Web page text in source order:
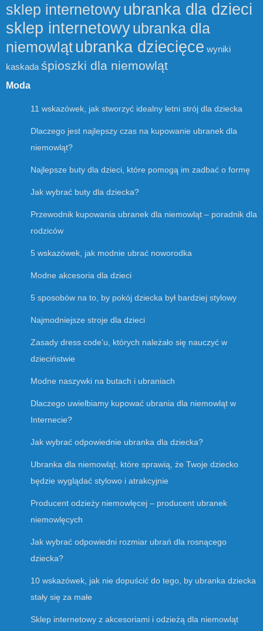
sklep internetowyubranka dla dzieci
sklep internetowyubranka dla
niemowlątubranka dziecięce wyniki
kaskada śpioszki dla niemowląt
Moda
11 wskazówek, jak stworzyć idealny letni strój dla dziecka
Dlaczego jest najlepszy czas na kupowanie ubranek dla
niemowląt?
Najlepsze buty dla dzieci, które pomogą im zadbać o formę
Jak wybrać buty dla dziecka?
Przewodnik kupowania ubranek dla niemowląt – poradnik dla
rodziców
5 wskazówek, jak modnie ubrać noworodka
Modne akcesoria dla dzieci
5 sposobów na to, by pokój dziecka był bardziej stylowy
Najmodniejsze stroje dla dzieci
Zasady dress code’u, których należało się nauczyć w
dzieciństwie
Modne naszywki na butach i ubraniach
Dlaczego uwielbiamy kupować ubrania dla niemowląt w
Internecie?
Jak wybrać odpowiednie ubranka dla dziecka?
Ubranka dla niemowląt, które sprawią, że Twoje dziecko
będzie wyglądać stylowo i atrakcyjnie
Producent odzieży niemowlęcej – producent ubranek
niemowlęcych
Jak wybrać odpowiedni rozmiar ubrań dla rosnącego
dziecka?
10 wskazówek, jak nie dopuścić do tego, by ubranka dziecka
stały się za małe
Sklep internetowy z akcesoriami i odzieżą dla niemowląt